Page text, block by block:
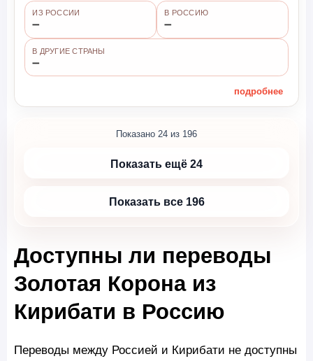
ИЗ РОССИИ
➖
В РОССИЮ
➖
В ДРУГИЕ СТРАНЫ
➖
подробнее
Показано 24 из 196
Показать ещё 24
Показать все 196
Доступны ли переводы
Золотая Корона из
Кирибати в Россию
Переводы между Россией и Кирибати не доступны